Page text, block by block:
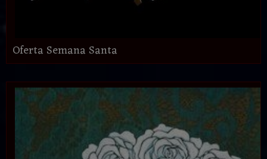
Oferta Semana Santa